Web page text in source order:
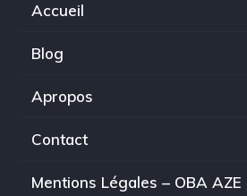
Accueil
Blog
Apropos
Contact
Mentions Légales – OBA AZE